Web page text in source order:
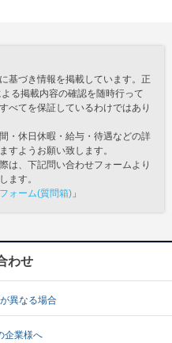
基づき情報を掲載しています。正
る掲載内容の確認を随時行って
べてを保証しているわけではあり
・休日休暇・給与・待遇などの詳
すようお願い致します。
は、下記問い合わせフォームより
ます。
ォーム(質問箱) 」
わせ
異なる場合
企業様へ